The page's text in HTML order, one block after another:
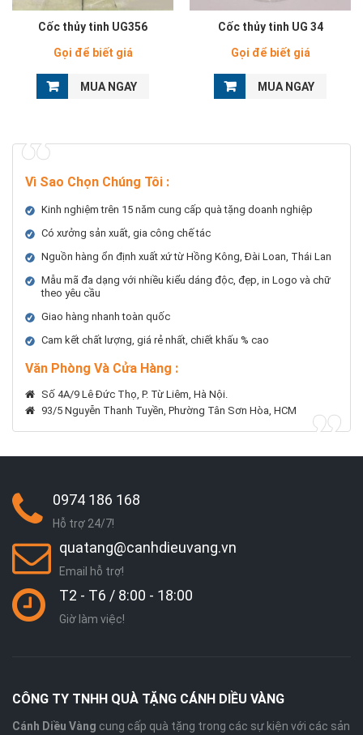
Cốc thủy tinh UG356
Gọi để biết giá
MUA NGAY
Cốc thủy tinh UG 34
Gọi để biết giá
MUA NGAY
Vì Sao Chọn Chúng Tôi :
Kinh nghiệm trên 15 năm cung cấp quà tặng doanh nghiệp
Có xưởng sản xuất, gia công chế tác
Nguồn hàng ổn định xuất xứ từ Hồng Kông, Đài Loan, Thái Lan
Mẫu mã đa dạng với nhiều kiểu dáng độc, đẹp, in Logo và chữ
theo yêu cầu
Giao hàng nhanh toàn quốc
Cam kết chất lượng, giá rẻ nhất, chiết khấu % cao
Văn Phòng Và Cửa Hàng :
Số 4A/9 Lê Đức Thọ, P. Từ Liêm, Hà Nội.
93/5 Nguyễn Thanh Tuyền, Phường Tân Sơn Hòa, HCM
0974 186 168
Hỗ trợ 24/7!
quatang@canhdieuvang.vn
Email hỗ trợ!
T2 - T6 / 8:00 - 18:00
Giờ làm việc!
CÔNG TY TNHH QUÀ TẶNG CÁNH DIỀU VÀNG
Cánh Diều Vàng cung cấp quà tặng trong các sự kiện với các sản